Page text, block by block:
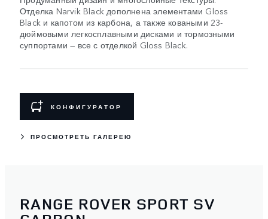
Отделка Narvik Black дополнена элементами Gloss
Black и капотом из карбона, а также коваными 23-
дюймовыми легкосплавными дисками и тормозными
суппортами — все с отделкой Gloss Black.
КОНФИГУРАТОР
ПРОСМОТРЕТЬ ГАЛЕРЕЮ
RANGE ROVER SPORT SV